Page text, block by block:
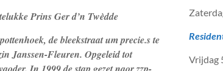
Prins Ger d’n Twèdde
de bleekstraat um precie.s te
Janssen-Fleuren. Opgeleid tot
Vrijdag